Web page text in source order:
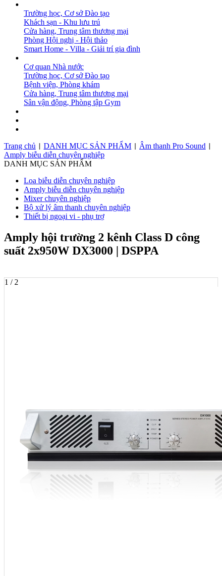
Trường học, Cơ sở Đào tạo
Khách sạn - Khu lưu trú
Cửa hàng, Trung tâm thương mại
Phòng Hội nghị - Hội thảo
Smart Home - Villa - Giải trí gia đình
Cơ quan Nhà nước
Trường học, Cơ sở Đào tạo
Bệnh viện, Phòng khám
Cửa hàng, Trung tâm thương mại
Sân vận động, Phòng tập Gym
Trang chủ
DANH MỤC SẢN PHẨM Âm thanh Pro Sound
Amply biễu diễn chuyên nghiệp
DANH MỤC SẢN PHẨM
Loa biễu diễn chuyên nghiệp
Amply biễu diễn chuyên nghiệp
Mixer chuyên nghiệp
Bộ xử lý âm thanh chuyên nghiệp
Thiết bị ngoại vi - phụ trợ
Amply hội trường 2 kênh Class D công
suất 2x950W DX3000 | DSPPA
1 / 2